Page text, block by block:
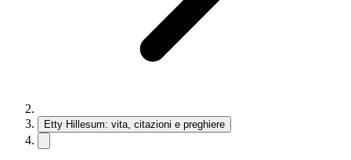
Etty Hillesum: vita, citazioni e preghiere